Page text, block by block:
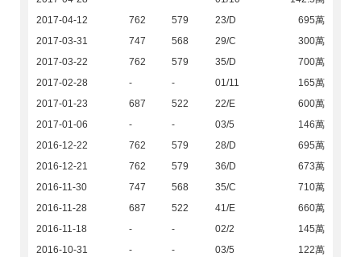
2017-04-12
762 579 23/D
695萬
2017-03-31
747 568 29/C
300萬
2017-03-22
762 579 35/D
700萬
2017-02-28
- - 01/11
165萬
2017-01-23
687 522 22/E
600萬
2017-01-06
- - 03/5
146萬
2016-12-22
762 579 28/D
695萬
2016-12-21
762 579 36/D
673萬
2016-11-30
747 568 35/C
710萬
2016-11-28
687 522 41/E
660萬
2016-11-18
- - 02/2
145萬
2016-10-31
- - 03/5
122萬